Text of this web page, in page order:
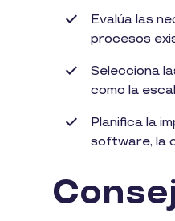
Evalúa las
procesos
Selecciona
como la
Planifica la
software, la